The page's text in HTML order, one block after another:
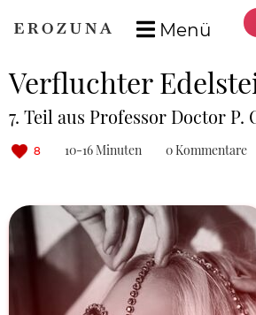
Menü
Verfluchter
7. Teil aus Professor Doctor P.
8 10-16 Minuten 0 Kommentare